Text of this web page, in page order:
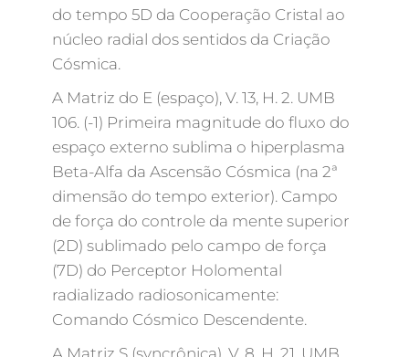
do tempo 5D da Cooperação Cristal ao
núcleo radial dos sentidos da Criação
Cósmica.
A Matriz do E (espaço), V. 13, H. 2. UMB
106. (-1) Primeira magnitude do fluxo do
espaço externo sublima o hiperplasma
Beta-Alfa da Ascensão Cósmica (na 2ª
dimensão do tempo exterior). Campo
de força do controle da mente superior
(2D) sublimado pelo campo de força
(7D) do Perceptor Holomental
radializado radiosonicamente:
Comando Cósmico Descendente.
A Matriz S (syncrônica), V. 8, H. 21. UMB